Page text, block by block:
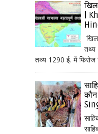
|
तथ्य
तथ्य 1290 ई. में